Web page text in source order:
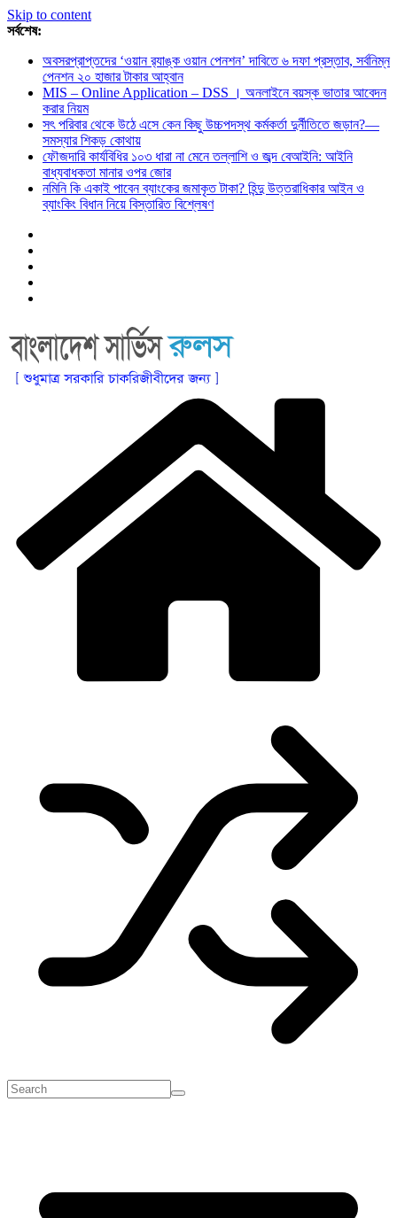
Skip to content
সর্বশেষ:
অবসরপ্রাপ্তদের ‘ওয়ান র‌্যাঙ্ক ওয়ান পেনশন’ দাবিতে ৬ দফা প্রস্তাব, সর্বনিম্ন
পেনশন ২০ হাজার টাকার আহ্বান
MIS – Online Application – DSS । অনলাইনে বয়স্ক ভাতার আবেদন
করার নিয়ম
সৎ পরিবার থেকে উঠে এসে কেন কিছু উচ্চপদস্থ কর্মকর্তা দুর্নীতিতে জড়ান?—
সমস্যার শিকড় কোথায়
ফৌজদারি কার্যবিধির ১০৩ ধারা না মেনে তল্লাশি ও জব্দ বেআইনি: আইনি
বাধ্যবাধকতা মানার ওপর জোর
নমিনি কি একাই পাবেন ব্যাংকের জমাকৃত টাকা? হিন্দু উত্তরাধিকার আইন ও
ব্যাংকিং বিধান নিয়ে বিস্তারিত বিশ্লেষণ